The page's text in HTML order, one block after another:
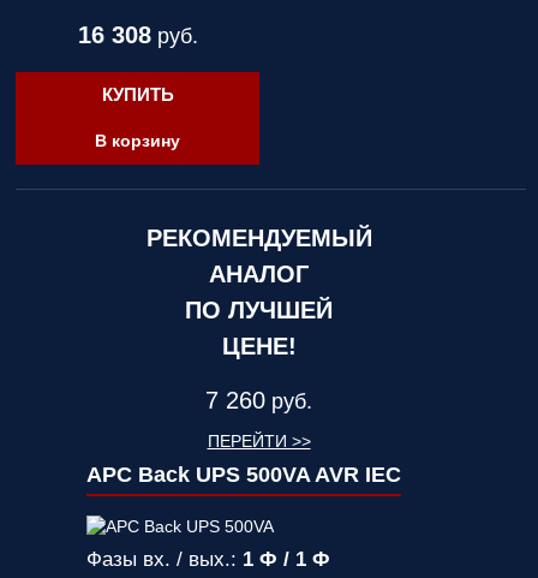
16 308руб.
КУПИТЬ
В корзину
РЕКОМЕНДУЕМЫЙ
АНАЛОГ
ПО ЛУЧШЕЙ
ЦЕНЕ!
7 260 руб.
ПЕРЕЙТИ >>
APC Back UPS 500VA AVR IEC
Фазы вх. / вых.: 1 Ф / 1 Ф